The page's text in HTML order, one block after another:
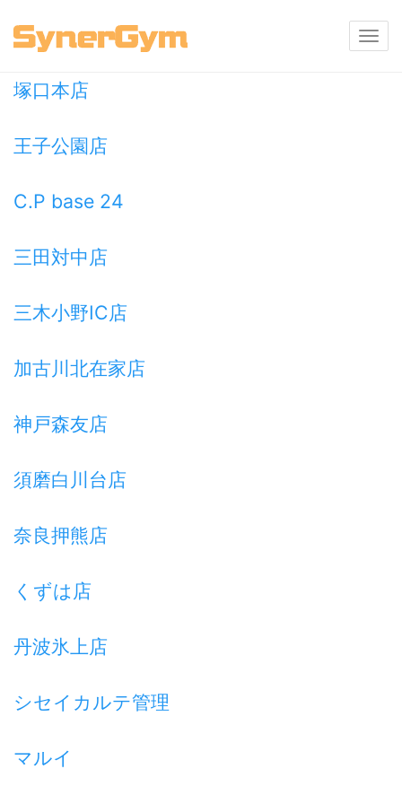
店舗選択
塚口本店
王子公園店
C.P base 24
三田対中店
三木小野IC店
加古川北在家店
神戸森友店
須磨白川台店
奈良押熊店
くずは店
丹波氷上店
シセイカルテ管理
マルイ